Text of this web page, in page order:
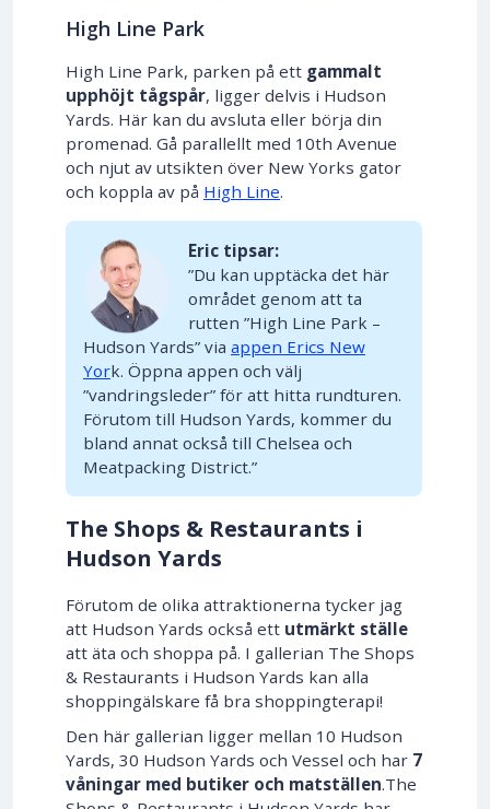
High Line Park
High Line Park, parken på ett gammalt
upphöjt tågspår, ligger delvis i Hudson
Yards. Här kan du avsluta eller börja din
promenad. Gå parallellt med 10th Avenue
och njut av utsikten över New Yorks gator
och koppla av på High Line.
Eric tipsar:
”Du kan upptäcka det här
området genom att ta
rutten ”High Line Park –
Hudson Yards” via appen Erics New
York. Öppna appen och välj
”vandringsleder” för att hitta rundturen.
Förutom till Hudson Yards, kommer du
bland annat också till Chelsea och
Meatpacking District.”
The Shops & Restaurants i
Hudson Yards
Förutom de olika attraktionerna tycker jag
att Hudson Yards också ett utmärkt ställe
att äta och shoppa på. I gallerian The Shops
& Restaurants i Hudson Yards kan alla
shoppingälskare få bra shoppingterapi!
Den här gallerian ligger mellan 10 Hudson
Yards, 30 Hudson Yards och Vessel och har 7
våningar med butiker och matställen.The